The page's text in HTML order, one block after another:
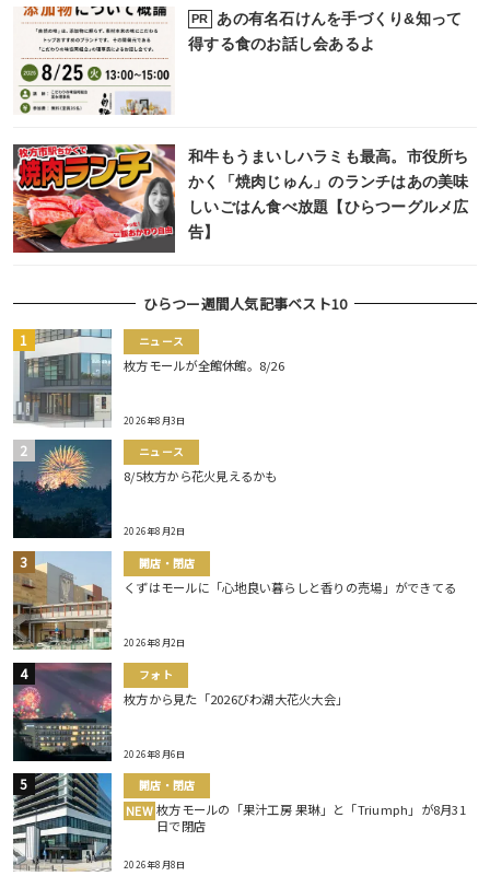
PR
あの有名石けんを手づくり&知って
得する食のお話し会あるよ
和牛もうまいしハラミも最高。市役所ち
かく「焼肉じゅん」のランチはあの美味
しいごはん食べ放題【ひらつーグルメ広
告】
ひらつー週間人気記事ベスト10
ニュース
枚方モールが全館休館。8/26
2026年8月3日
ニュース
8/5枚方から花火見えるかも
2026年8月2日
開店・閉店
くずはモールに「心地良い暮らしと香りの売場」ができてる
2026年8月2日
フォト
枚方から見た「2026びわ湖大花火大会」
2026年8月6日
開店・閉店
NEW 枚方モールの「果汁工房 果琳」と「Triumph」が8月31
日で閉店
2026年8月8日